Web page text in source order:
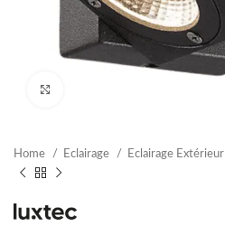
Home Eclairage Eclairage Extérieur